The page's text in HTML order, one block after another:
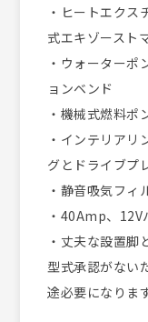
・ヒートエクス
式エキゾースト
・ウォーターポ
ョンベンド
・機械式燃料ポ
・インテリアリ
グとドライブプ
・静音吸気フィ
・40Amp、12V
・丈夫な設置脚
型式承認がない
途必要になります